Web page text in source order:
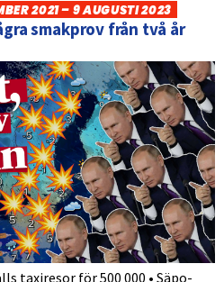
2021 – 9 AUGUSTI 2023
smakprov från två år
taxiresor för 500 000 • Säpo-